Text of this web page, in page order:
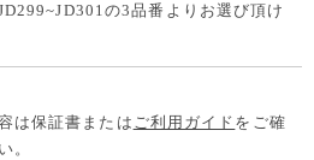
の3品番よりお選び頂け
は保証書または ご利用ガイド をご確
。